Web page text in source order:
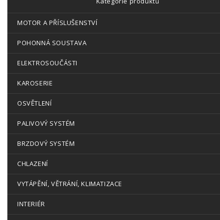
MOTOR A PŘÍSLUŠENSTVÍ
POHONNÁ SOUSTAVA
ELEKTROSOUČÁSTI
KAROSERIE
OSVĚTLENÍ
PALIVOVÝ SYSTÉM
BRZDOVÝ SYSTÉM
CHLAZENÍ
VYTÁPĚNÍ, VĚTRÁNÍ, KLIMATIZACE
INTERIÉR